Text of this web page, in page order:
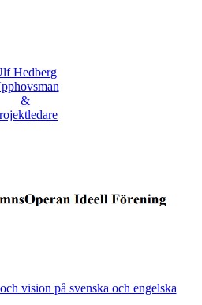
Hedberg
&
vision på svenska och engelska